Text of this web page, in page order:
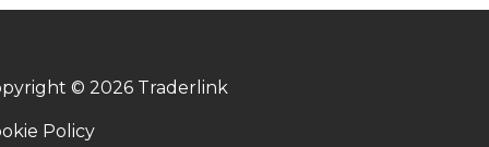
© 2026 Traderlink
Policy